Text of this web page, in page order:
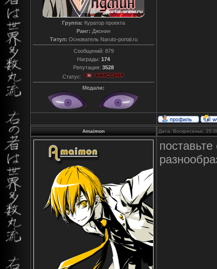
Группа: Куратор проекта
Ранг: Джонин
Титул: Основатель Naruto-portal.ru
Сообщений: 879
Награды: 174
Репутация: 3528
Статус:
Медали:
Amaimon Дата: Воскресенье,